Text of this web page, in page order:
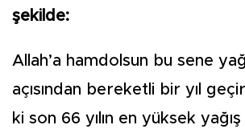
şekilde:
Allah’a hamdolsun bu sene
açısından bereketli bir yıl
ki son 66 yılın en yüksek